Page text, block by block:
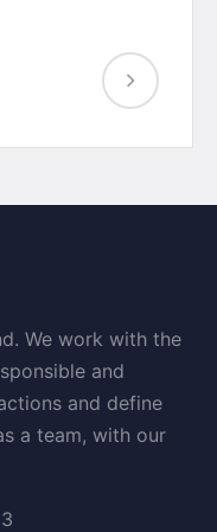
We work with the
and
and define
a team, with our